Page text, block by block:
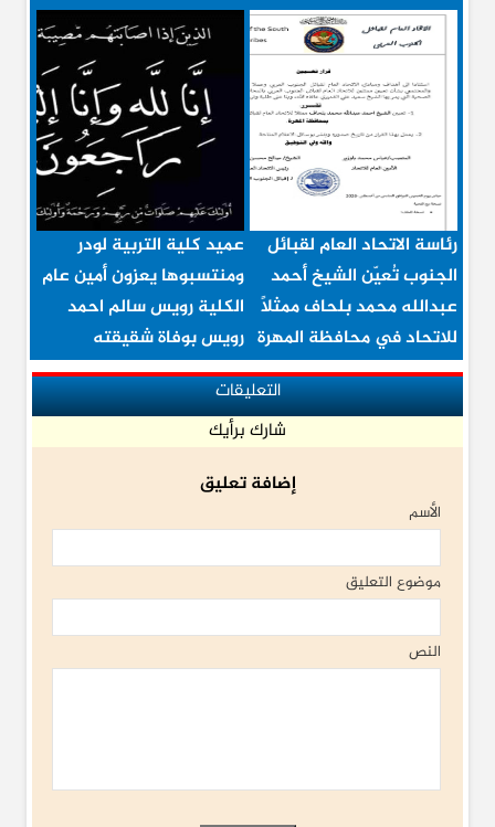
رئاسة الاتحاد العام لقبائل
الجنوب تُعيّن الشيخ أحمد
عبدالله محمد بلحاف ممثلاً
للاتحاد في محافظة المهرة
عميد كلية التربية لودر
ومنتسبوها يعزون أمين عام
الكلية رويس سالم احمد
رويس بوفاة شقيقته
التعليقات
شارك برأيك
إضافة تعليق
الأسم
موضوع التعليق
النص